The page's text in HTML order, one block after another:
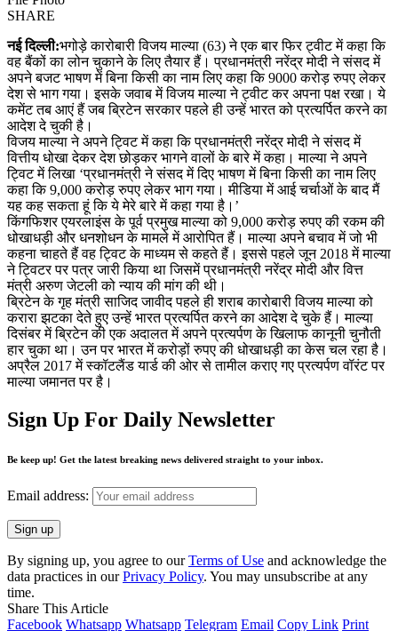
SHARE
नई दिल्ली:भगोड़े कारोबारी विजय माल्या (63) ने एक बार फिर ट्वीट में कहा कि
वह बैंकों का लोन चुकाने के लिए तैयार हैं। प्रधानमंत्री नरेंद्र मोदी ने संसद में
अपने बजट भाषण में बिना किसी का नाम लिए कहा कि 9000 करोड़ रुपए लेकर
देश से भाग गया। इसके जवाब में विजय माल्या ने ट्वीट कर अपना पक्ष रखा। ये
कमेंट तब आएं हैं जब ब्रिटेन सरकार पहले ही उन्हें भारत को प्रत्यर्पित करने का
आदेश दे चुकी है।
विजय माल्या ने अपने ट्विट में कहा कि प्रधानमंत्री नरेंद्र मोदी ने संसद में
वित्तीय धोखा देकर देश छोड़कर भागने वालों के बारे में कहा। माल्या ने अपने
ट्विट में लिखा ‘प्रधानमंत्री ने संसद में दिए भाषण में बिना किसी का नाम लिए
कहा कि 9,000 करोड़ रुपए लेकर भाग गया। मीडिया में आई चर्चाओं के बाद मैं
यह कह सकता हूं कि ये मेरे बारे में कहा गया है।’
किंगफिशर एयरलाइंस के पूर्व प्रमुख माल्या को 9,000 करोड़ रुपए की रकम की
धोखाधड़ी और धनशोधन के मामले में आरोपित हैं। माल्या अपने बचाव में जो भी
कहना चाहते हैं वह ट्विट के माध्यम से कहते हैं। इससे पहले जून 2018 में माल्या
ने ट्विटर पर पत्र जारी किया था जिसमें प्रधानमंत्री नरेंद्र मोदी और वित्त
मंत्री अरुण जेटली को न्याय की मांग की थी।
ब्रिटेन के गृह मंत्री साजिद जावीद पहले ही शराब कारोबारी विजय माल्या को
करारा झटका देते हुए उन्हें भारत प्रत्यर्पित करने का आदेश दे चुके हैं। माल्या
दिसंबर में ब्रिटेन की एक अदालत में अपने प्रत्यर्पण के खिलाफ कानूनी चुनौती
हार चुका था। उन पर भारत में करोड़ों रुपए की धोखाधड़ी का केस चल रहा है।
अप्रैल 2017 में स्कॉटलैंड यार्ड की ओर से तामील कराए गए प्रत्यर्पण वॉरंट पर
माल्या जमानत पर है।
Sign Up For Daily Newsletter
Be keep up! Get the latest breaking news delivered straight to your inbox.
Email address:
By signing up, you agree to ourTerms of Use and acknowledge the
data practices in ourPrivacy Policy. You may unsubscribe at any
time.
Share This Article
Facebook Whatsapp Whatsapp Telegram Email Copy Link Print